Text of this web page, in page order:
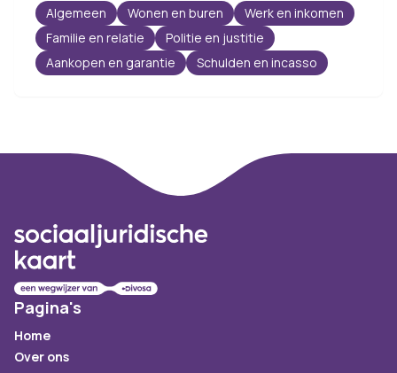
Algemeen Wonen en buren
Werk en inkomen
Familie en relatie
Politie en justitie
Aankopen en garantie
Schulden en incasso
Pagina's
Home
Over ons